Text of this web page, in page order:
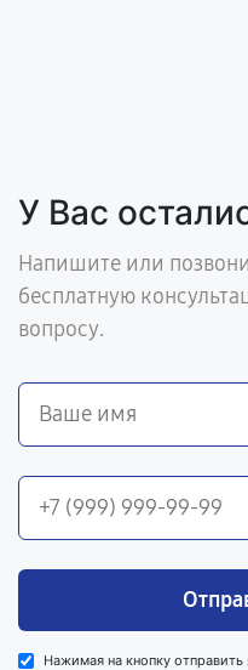
У Вас
Напишите или
бесплатную
вопросу.
Нажимая на кнопку